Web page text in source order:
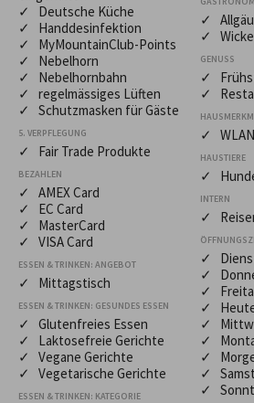
✓ Deutsche Küche
✓ Handdesinfektion
✓ MyMountainClub-Points
✓ Nebelhorn
✓ Nebelhornbahn
✓ regelmässiges Lüften
✓ Schutzmasken für Gäste
5. VERPFLEGUNG
✓ Fair Trade Produkte
BEZAHLEN
✓ AMEX Card
✓ EC Card
✓ MasterCard
✓ VISA Card
ESSEN & TRINKEN: ANGEBOT
✓ Mittagstisch
ESSEN & TRINKEN: GESUNDES ESSEN
✓ Glutenfreies Essen
✓ Laktosefreie Gerichte
✓ Vegane Gerichte
✓ Vegetarische Gerichte
ESSEN & TRINKEN: KATEGORIE
✓
✓
GENUSS
✓
✓
✓ WLAN
HAUSTIERE
✓
INTERN
✓
✓
✓
✓
✓
✓
✓
✓
✓
✓